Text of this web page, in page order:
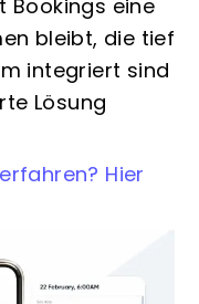
Bookings eine
bleibt, die tief
integriert sind
Lösung
Hier